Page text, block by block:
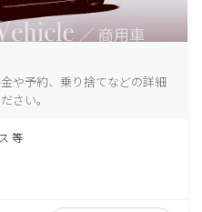
や予約、乗り捨てなどの詳細
さい。
等